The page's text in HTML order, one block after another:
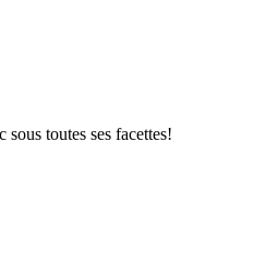
toutes ses facettes!